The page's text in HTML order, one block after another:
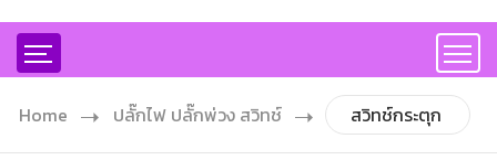
Home ปลั๊กไฟ ปลั๊กพ่วง สวิทช์ สวิทช์กระตุก